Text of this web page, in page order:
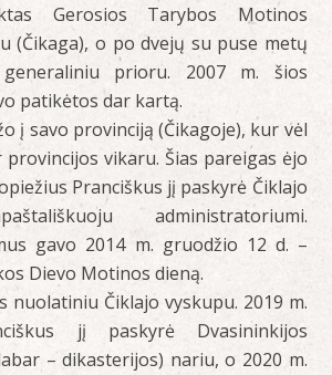
Gerosios Tarybos Motinos
(Čikaga), o po dvejų su puse metų
prioru. 2007 m. šios
patikėtos dar kartą.
į savo provinciją (Čikagoje), kur vėl
vikaru. Šias pareigas ėjo
Pranciškus jį paskyrė Čiklajo
administratoriumi.
gavo 2014 m. gruodžio 12 d. –
Dievo Motinos dieną.
nuolatiniu Čiklajo vyskupu. 2019 m.
jį paskyrė Dvasininkijos
– dikasterijos) nariu, o 2020 m.